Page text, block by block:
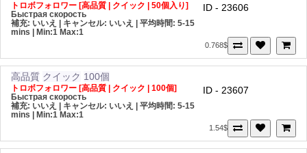
トロボフォロワー [高品質 | クイック | 50個入り]
Быстрая скорость
補充: いいえ | キャンセル: いいえ | 平均時間: 5-15
mins
| Min:1 Max:1
ID - 23606
0.768$
高品質 クイック 100個
トロボフォロワー [高品質 | クイック | 100個]
Быстрая скорость
補充: いいえ | キャンセル: いいえ | 平均時間: 5-15
mins
| Min:1 Max:1
ID - 23607
1.54$